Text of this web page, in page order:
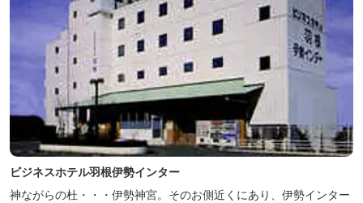
ビジネスホテル羽根伊勢インター
神ながらの杜・・・伊勢神宮。そのお側近くにあり、伊勢インター